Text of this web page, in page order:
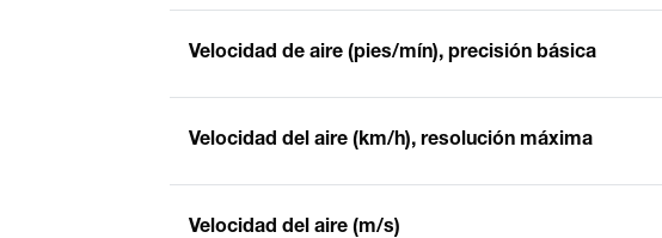
Velocidad de aire (pies/mín), precisión básica
Velocidad del aire (km/h), resolución máxima
Velocidad del aire (m/s)